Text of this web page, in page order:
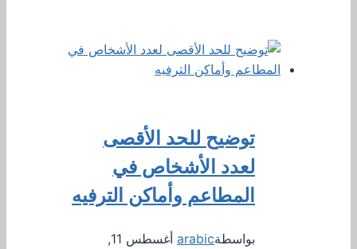
توضيح للحد الأقصى
لعدد الأشخاص في
المطاعم وأماكن الترفيه
بواسطةarabic
أغسطس 11,